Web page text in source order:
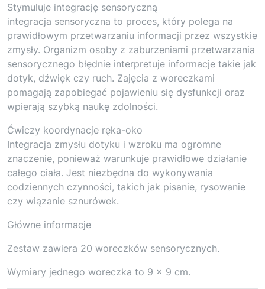
Stymuluje integrację sensoryczną
integracja sensoryczna to proces, który polega na
prawidłowym przetwarzaniu informacji przez wszystkie
zmysły. Organizm osoby z zaburzeniami przetwarzania
sensorycznego błędnie interpretuje informacje takie jak
dotyk, dźwięk czy ruch. Zajęcia z woreczkami
pomagają zapobiegać pojawieniu się dysfunkcji oraz
wpierają szybką naukę zdolności.
Ćwiczy koordynacje ręka-oko
Integracja zmysłu dotyku i wzroku ma ogromne
znaczenie, ponieważ warunkuje prawidłowe działanie
całego ciała. Jest niezbędna do wykonywania
codziennych czynności, takich jak pisanie, rysowanie
czy wiązanie sznurówek.
Główne informacje
Zestaw zawiera 20 woreczków sensorycznych.
Wymiary jednego woreczka to 9 x 9 cm.